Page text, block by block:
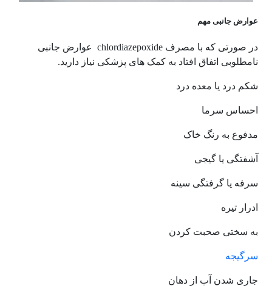
عوارض جانبی مهم
در صورتی که با مصرف chlordiazepoxide عوارض جانبی
نامطلوبی اتفاق افتاد به کمک های پزشکی نیاز دارید.
شکم درد یا معده درد
احساس سرما
مدفوع به رنگ خاک
آشفتگی یا گیجی
سرفه یا گرفتگی سینه
ادرار تیره
به سختی صحبت کردن
سرگیجه
جاری شدن آب از دهان